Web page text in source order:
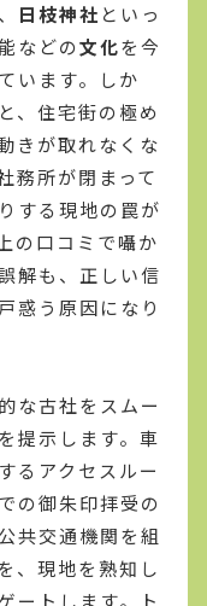
、 日枝神社 といっ
などの文化を今
います。しか
、住宅街の極め
きが取れなくな
務所が閉まって
する現地の罠が
の口コミで囁か
解も、正しい信
惑う原因になり
な古社をスムー
提示します。車
るアクセスルー
の御朱印拝受の
共交通機関を組
、現地を熟知し